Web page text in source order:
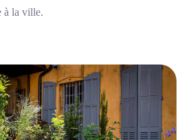
à la ville.